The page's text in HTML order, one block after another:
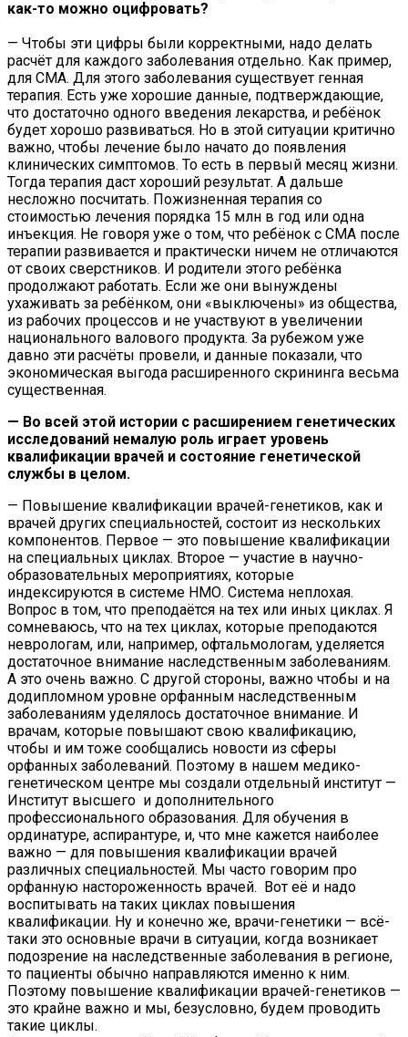
как-то можно оцифровать?
— Чтобы эти цифры были корректными, надо делать
расчёт для каждого заболевания отдельно. Как пример,
для СМА. Для этого заболевания существует генная
терапия. Есть уже хорошие данные, подтверждающие,
что достаточно одного введения лекарства, и ребёнок
будет хорошо развиваться. Но в этой ситуации критично
важно, чтобы лечение было начато до появления
клинических симптомов. То есть в первый месяц жизни.
Тогда терапия даст хороший результат. А дальше
несложно посчитать. Пожизненная терапия со
стоимостью лечения порядка 15 млн в год или одна
инъекция. Не говоря уже о том, что ребёнок с СМА после
терапии развивается и практически ничем не отличаются
от своих сверстников. И родители этого ребёнка
продолжают работать. Если же они вынуждены
ухаживать за ребёнком, они «выключены» из общества,
из рабочих процессов и не участвуют в увеличении
национального валового продукта. За рубежом уже
давно эти расчёты провели, и данные показали, что
экономическая выгода расширенного скрининга весьма
существенная.
— Во всей этой истории с расширением генетических
исследований немалую роль играет уровень
квалификации врачей и состояние генетической
службы в целом.
— Повышение квалификации врачей-генетиков, как и
врачей других специальностей, состоит из нескольких
компонентов. Первое — это повышение квалификации
на специальных циклах. Второе — участие в научно-
образовательных мероприятиях, которые
индексируются в системе НМО. Система неплохая.
Вопрос в том, что преподаётся на тех или иных циклах. Я
сомневаюсь, что на тех циклах, которые преподаются
неврологам, или, например, офтальмологам, уделяется
достаточное внимание наследственным заболеваниям.
А это очень важно. С другой стороны, важно чтобы и на
додипломном уровне орфанным наследственным
заболеваниям уделялось достаточное внимание. И
врачам, которые повышают свою квалификацию,
чтобы и им тоже сообщались новости из сферы
орфанных заболеваний. Поэтому в нашем медико-
генетическом центре мы создали отдельный институт —
Институт высшего и дополнительного
профессионального образования. Для обучения в
ординатуре, аспирантуре, и, что мне кажется наиболее
важно — для повышения квалификации врачей
различных специальностей. Мы часто говорим про
орфанную настороженность врачей. Вот её и надо
воспитывать на таких циклах повышения
квалификации. Ну и конечно же, врачи-генетики — всё-
таки это основные врачи в ситуации, когда возникает
подозрение на наследственные заболевания в регионе,
то пациенты обычно направляются именно к ним.
Поэтому повышение квалификации врачей-генетиков —
это крайне важно и мы, безусловно, будем проводить
такие циклы.